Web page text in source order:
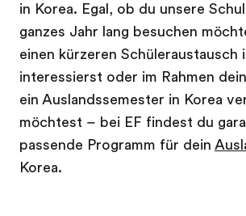
in Korea. Egal, ob du unsere
ganzes Jahr lang besuchen
einen kürzeren Schüleraustausch
interessierst oder im Rahmen
ein Auslandssemester in Korea
möchtest – bei EF findest du
passende Programm für dein
Korea.